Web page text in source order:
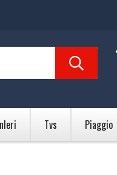
Tvs Piaggio